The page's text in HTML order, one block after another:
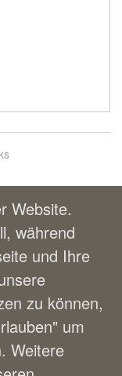
Website.
während
und Ihre
zu können,
um
Weitere